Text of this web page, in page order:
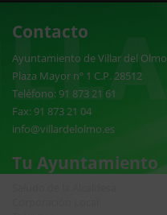
Contacto
Ayuntamiento de Villar del Olmo
Plaza Mayor nº 1 C.P. 28512
Teléfono: 91 873 21 61
Fax: 91 873 21 04
info@villardelolmo.es
Tu Ayuntamiento